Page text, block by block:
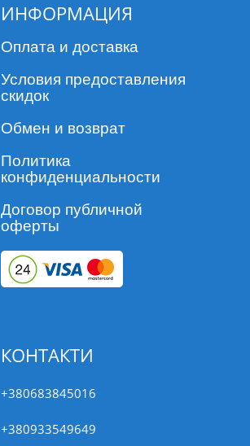
ИНФОРМАЦИЯ
Оплата и доставка
Условия предоставления
скидок
Обмен и возврат
Политика
конфиденциальности
Договор публичной
оферты
КОНТАКТИ
+380683845016
+380933549649